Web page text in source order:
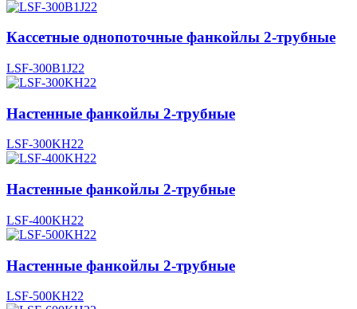
Кассетные однопоточные фанкойлы 2-трубные
LSF-300B1J22
Настенные фанкойлы 2-трубные
LSF-300KH22
Настенные фанкойлы 2-трубные
LSF-400KH22
Настенные фанкойлы 2-трубные
LSF-500KH22